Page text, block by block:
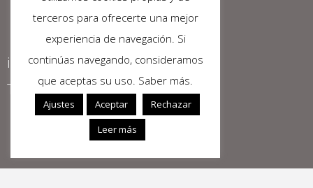
Sangonera la Seca,
Murcia
info@geysamuebles.com
Tel: 968 94 47 29
terceros para ofrecerte una mejor
experiencia de navegación. Si
continúas navegando, consideramos
que aceptas su uso. Saber más.
Ajustes Aceptar
Rechazar
Leer más